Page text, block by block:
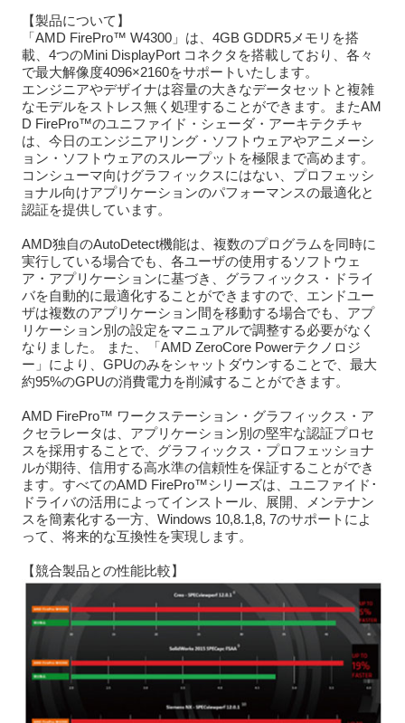
【製品について】
「AMD FirePro™ W4300」は、4GB GDDR5メモリを搭
載、4つのMini DisplayPort コネクタを搭載しており、各々
で最大解像度4096×2160をサポートいたします。
エンジニアやデザイナは容量の大きなデータセットと複雑
なモデルをストレス無く処理することができます。またAM
D FirePro™のユニファイド・シェーダ・アーキテクチャ
は、今日のエンジニアリング・ソフトウェアやアニメーシ
ョン・ソフトウェアのスループットを極限まで高めます。
コンシューマ向けグラフィックスにはない、プロフェッシ
ョナル向けアプリケーションのパフォーマンスの最適化と
認証を提供しています。
AMD独自のAutoDetect機能は、複数のプログラムを同時に
実行している場合でも、各ユーザの使用するソフトウェ
ア・アプリケーションに基づき、グラフィックス・ドライ
バを自動的に最適化することができますので、エンドユー
ザは複数のアプリケーション間を移動する場合でも、アプ
リケーション別の設定をマニュアルで調整する必要がなく
なりました。 また、「AMD ZeroCore Powerテクノロジ
ー」により、GPUのみをシャットダウンすることで、最大
約95%のGPUの消費電力を削減することができます。
AMD FirePro™ ワークステーション・グラフィックス・ア
クセラレータは、アプリケーション別の堅牢な認証プロセ
スを採用することで、グラフィックス・プロフェッショナ
ルが期待、信用する高水準の信頼性を保証することができ
ます。すべてのAMD FirePro™シリーズは、ユニファイド･
ドライバの活用によってインストール、展開、メンテナン
スを簡素化する一方、Windows 10,8.1,8, 7のサポートによ
って、将来的な互換性を実現します。
【競合製品との性能比較】